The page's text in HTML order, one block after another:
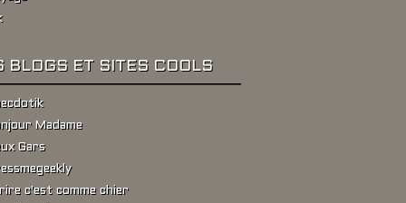
BLOGS ET SITES COOLS
Madame
Gars
c'est comme chier